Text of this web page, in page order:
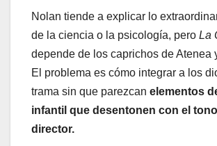
Nolan tiende a explicar lo
de la ciencia o la psicología, pero La
depende de los caprichos de Atenea
El problema es cómo integrar a los
trama sin que parezcan elementos
infantil que desentonen con el
director.